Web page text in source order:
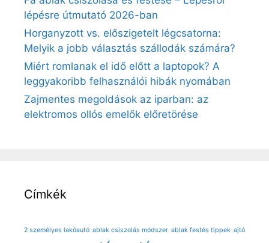
lépésre útmutató 2026-ban
Horganyzott vs. előszigetelt légcsatorna:
Melyik a jobb választás szállodák számára?
Miért romlanak el idő előtt a laptopok? A
leggyakoribb felhasználói hibák nyomában
Zajmentes megoldások az iparban: az
elektromos ollós emelők előretörése
Címkék
2 személyes lakóautó ablak csiszolás módszer ablak festés tippek ajtó